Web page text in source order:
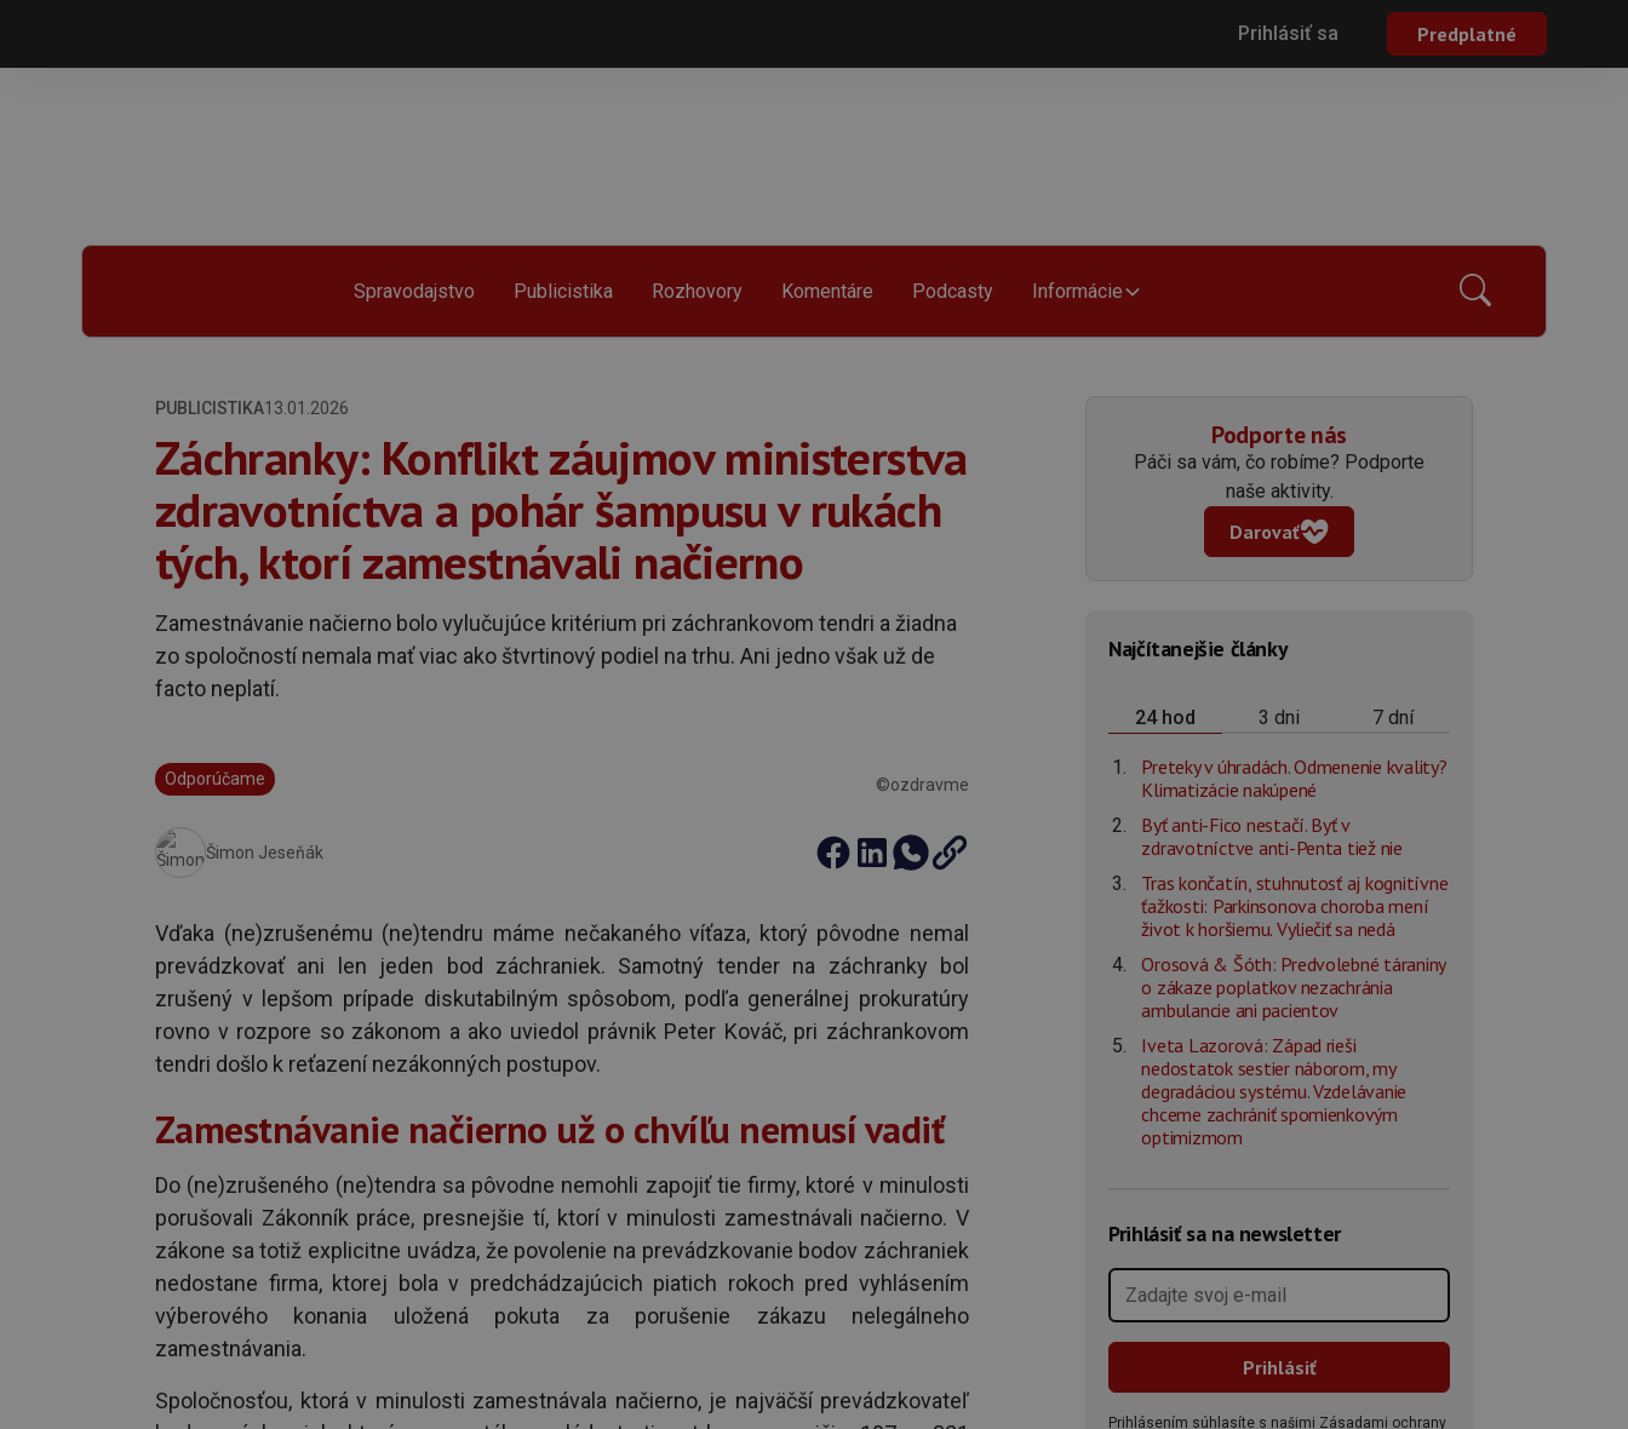
Prihlásiť sa Predplatné
Spravodajstvo Publicistika Rozhovory Komentáre Podcasty Informácie
PUBLICISTIKA13.01.2026
Záchranky: Konflikt záujmov ministerstva
zdravotníctva a pohár šampusu v rukách
tých, ktorí zamestnávali načierno
Zamestnávanie načierno bolo vylučujúce kritérium pri záchrankovom tendri a žiadna
zo spoločností nemala mať viac ako štvrtinový podiel na trhu. Ani jedno však už de
facto neplatí.
Odporúčame ©ozdravme
Šimon Jeseňák
Vďaka (ne)zrušenému (ne)tendru máme nečakaného víťaza, ktorý pôvodne nemal
prevádzkovať ani len jeden bod záchraniek. Samotný tender na záchranky bol
zrušený v lepšom prípade diskutabilným spôsobom, podľa generálnej prokuratúry
rovno v rozpore so zákonom a ako uviedol právnik Peter Kováč, pri záchrankovom
tendri došlo k reťazení nezákonných postupov.
Zamestnávanie načierno už o chvíľu nemusí vadiť
Do (ne)zrušeného (ne)tendra sa pôvodne nemohli zapojiť tie firmy, ktoré v minulosti
porušovali Zákonník práce, presnejšie tí, ktorí v minulosti zamestnávali načierno. V
zákone sa totiž explicitne uvádza, že povolenie na prevádzkovanie bodov záchraniek
nedostane firma, ktorej bola v predchádzajúcich piatich rokoch pred vyhlásením
výberového konania uložená pokuta za porušenie zákazu nelegálneho
zamestnávania.
Spoločnosťou, ktorá v minulosti zamestnávala načierno, je najväčší prevádzkovateľ
Podporte nás
Páči sa vám, čo robíme? Podporte
naše aktivity.
Darovať
Najčítanejšie články
24 hod 3 dni 7 dní
Preteky v úhradách. Odmenenie kvality?
Klimatizácie nakúpené
Byť anti-Fico nestačí. Byť v
zdravotníctve anti-Penta tiež nie
Tras končatín, stuhnutosť aj kognitívne
ťažkosti: Parkinsonova choroba mení
život k horšiemu. Vyliečiť sa nedá
Orosová & Šóth: Predvolebné táraniny
o zákaze poplatkov nezachránia
ambulancie ani pacientov
Iveta Lazorová: Západ rieši
nedostatok sestier náborom, my
degradáciou systému. Vzdelávanie
chceme zachrániť spomienkovým
optimizmom
Prihlásiť sa na newsletter
Prihlásením súhlasíte s našimi Zásadami ochrany